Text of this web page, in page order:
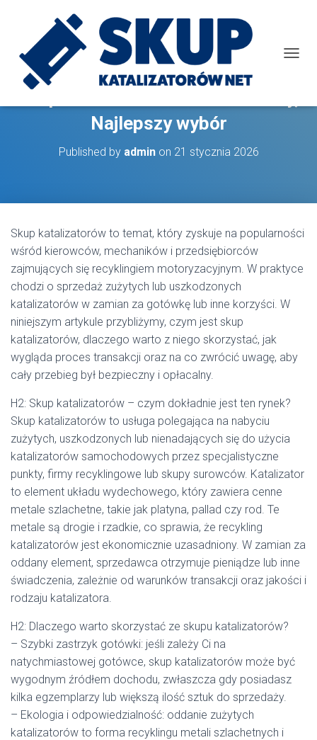
I
N
Najlepszy wybór
Published by adminon 21 stycznia 2026
Skup katalizatorów to temat, który zyskuje na popularności
wśród kierowców, mechaników i przedsiębiorców
zajmujących się recyklingiem motoryzacyjnym. W praktyce
chodzi o sprzedaż zużytych lub uszkodzonych
katalizatorów w zamian za gotówkę lub inne korzyści. W
niniejszym artykule przybliżymy, czym jest skup
katalizatorów, dlaczego warto z niego skorzystać, jak
wygląda proces transakcji oraz na co zwrócić uwagę, aby
cały przebieg był bezpieczny i opłacalny.
H2: Skup katalizatorów – czym dokładnie jest ten rynek?
Skup katalizatorów to usługa polegająca na nabyciu
zużytych, uszkodzonych lub nienadających się do użycia
katalizatorów samochodowych przez specjalistyczne
punkty, firmy recyklingowe lub skupy surowców. Katalizator
to element układu wydechowego, który zawiera cenne
metale szlachetne, takie jak platyna, pallad czy rod. Te
metale są drogie i rzadkie, co sprawia, że recykling
katalizatorów jest ekonomicznie uzasadniony. W zamian za
oddany element, sprzedawca otrzymuje pieniądze lub inne
świadczenia, zależnie od warunków transakcji oraz jakości i
rodzaju katalizatora.
H2: Dlaczego warto skorzystać ze skupu katalizatorów?
– Szybki zastrzyk gotówki: jeśli zależy Ci na
natychmiastowej gotówce, skup katalizatorów może być
wygodnym źródłem dochodu, zwłaszcza gdy posiadasz
kilka egzemplarzy lub większą ilość sztuk do sprzedaży.
– Ekologia i odpowiedzialność: oddanie zużytych
katalizatorów to forma recyklingu metali szlachetnych i